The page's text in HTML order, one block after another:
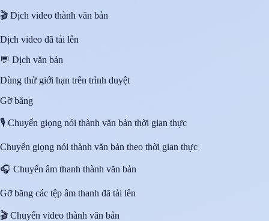
🎬 Dịch video thành văn bản
Dịch video đã tải lên
💬 Dịch văn bản
Dùng thử giới hạn trên trình duyệt
Gỡ băng
🎙️ Chuyển giọng nói thành văn bản thời gian thực
Chuyển giọng nói thành văn bản theo thời gian thực
🎧 Chuyển âm thanh thành văn bản
Gỡ băng các tệp âm thanh đã tải lên
🎬 Chuyển video thành văn bản